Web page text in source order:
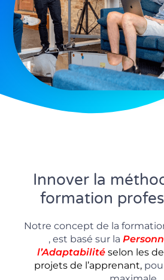
Innover la
formation
Notre concept de la
, est basé sur la P
l’Adaptabilité selon les
projets de l’apprenant,